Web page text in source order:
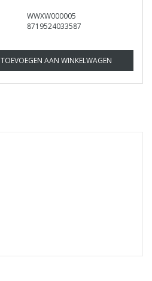
WWXW000005
8719524033587
TOEVOEGEN AAN WINKELWAGEN